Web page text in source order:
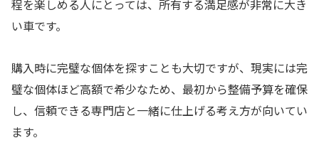
程を楽しめる人にとっては、所有する満足感が非常に大き
い車です。
購入時に完璧な個体を探すことも大切ですが、現実には完
璧な個体ほど高額で希少なため、最初から整備予算を確保
し、信頼できる専門店と一緒に仕上げる考え方が向いてい
ます。